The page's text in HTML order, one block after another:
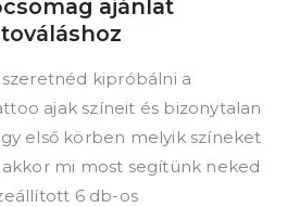
ajánlat
szeretnéd kipróbálni a
ajak színeit és bizonytalan
első körben melyik színeket
akkor mi most segítünk neked
6 db-os